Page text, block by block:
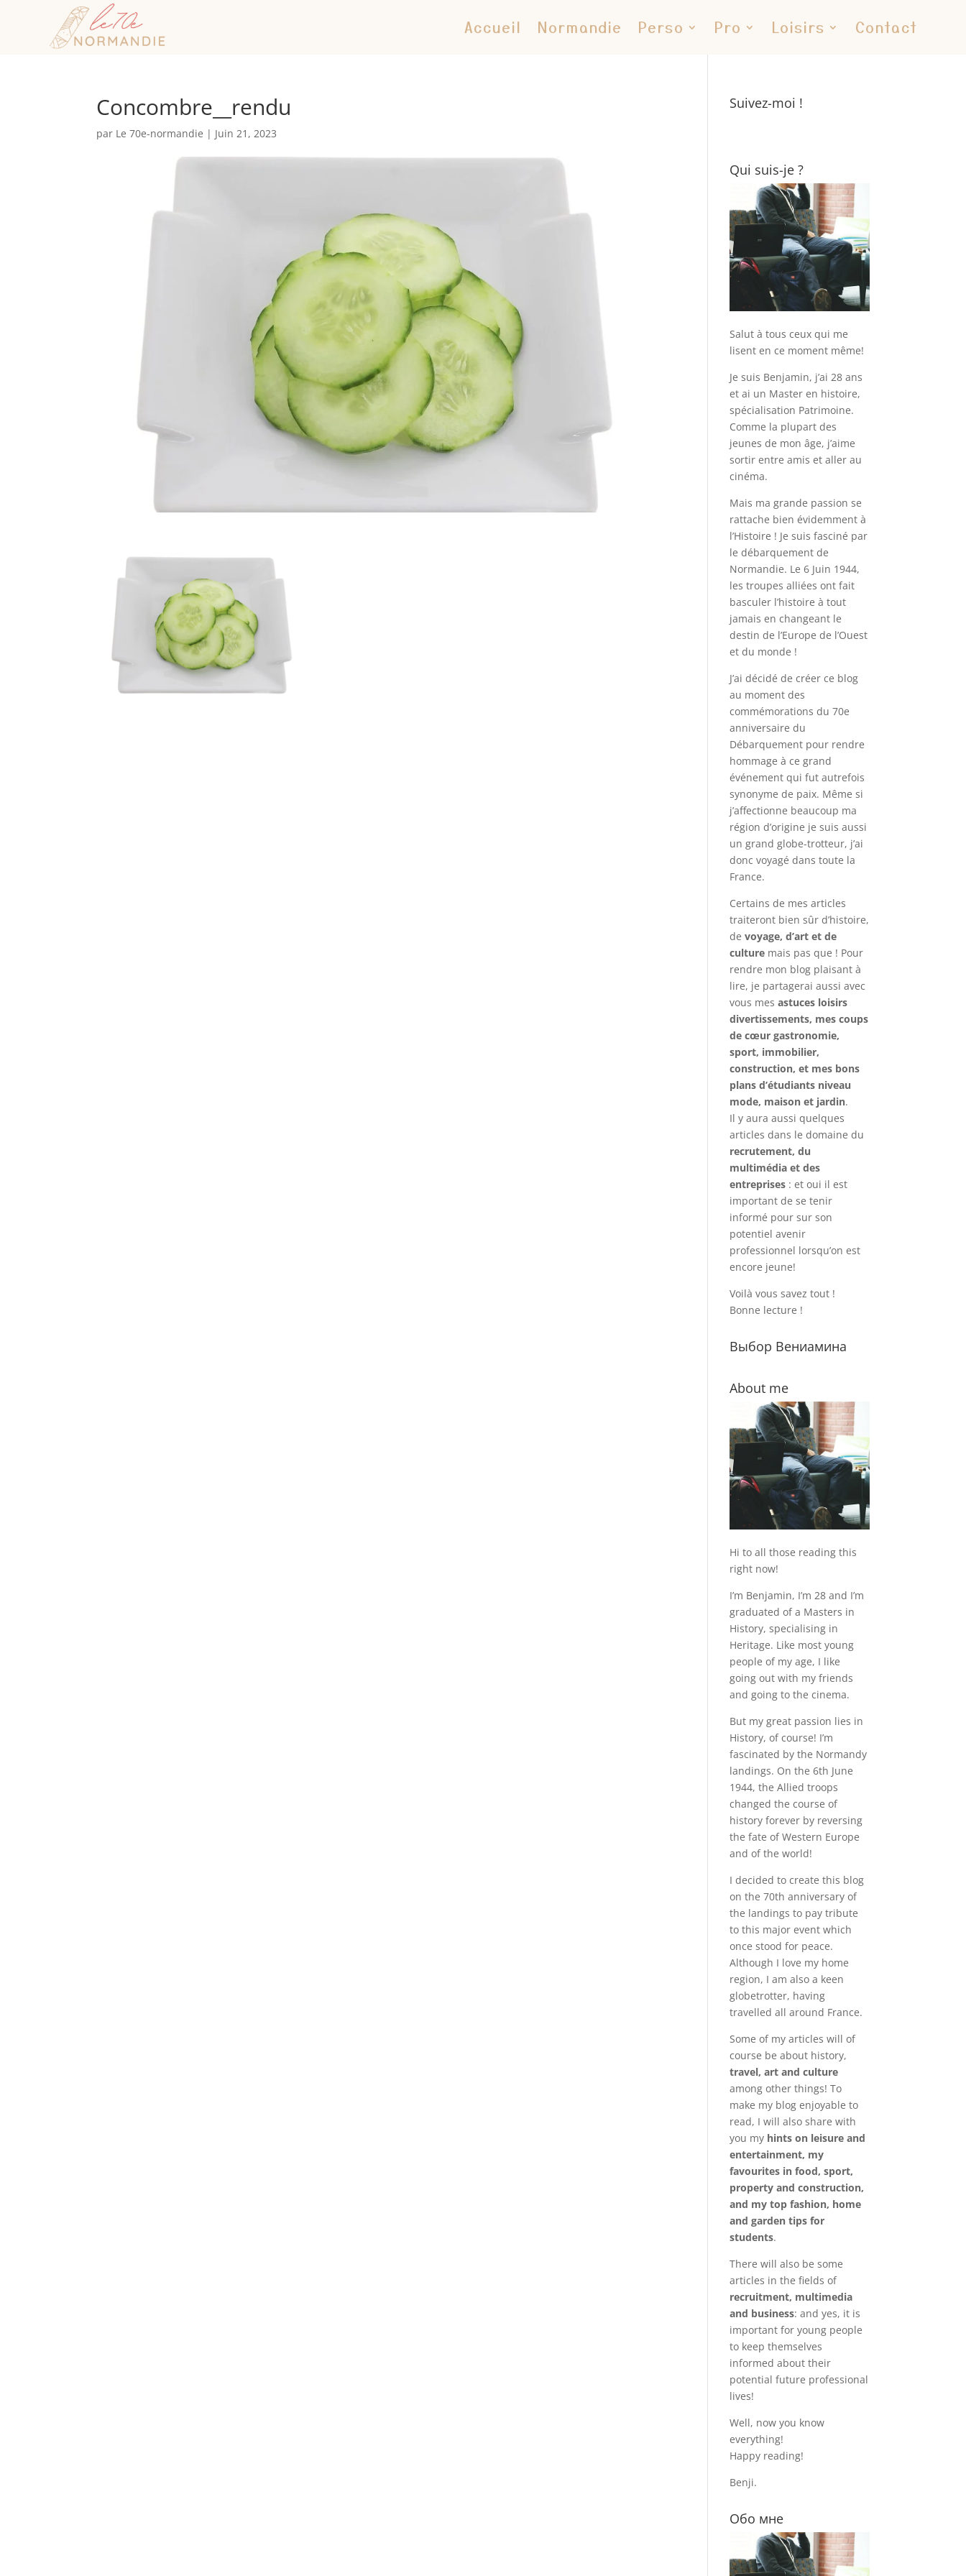
Accueil Normandie Perso Pro Loisirs Contact
Concombre__rendu
par Le 70e-normandie | Juin 21, 2023
Suivez-moi !
Qui suis-je ?
Salut à tous ceux qui me
lisent en ce moment même!
Je suis Benjamin, j’ai 28 ans
et ai un Master en histoire,
spécialisation Patrimoine.
Comme la plupart des
jeunes de mon âge, j’aime
sortir entre amis et aller au
cinéma.
Mais ma grande passion se
rattache bien évidemment à
l’Histoire ! Je suis fasciné par
le débarquement de
Normandie. Le 6 Juin 1944,
les troupes alliées ont fait
basculer l’histoire à tout
jamais en changeant le
destin de l’Europe de l’Ouest
et du monde !
J’ai décidé de créer ce blog
au moment des
commémorations du 70e
anniversaire du
Débarquement pour rendre
hommage à ce grand
événement qui fut autrefois
synonyme de paix. Même si
j’affectionne beaucoup ma
région d’origine je suis aussi
un grand globe-trotteur, j’ai
donc voyagé dans toute la
France.
Certains de mes articles
traiteront bien sûr d’histoire,
devoyage, d’art et de
culture mais pas que ! Pour
rendre mon blog plaisant à
lire, je partagerai aussi avec
vous mesastuces loisirs
divertissements, mes coups
de cœur gastronomie,
sport, immobilier,
construction, et mes bons
plans d’étudiants niveau
mode, maison et jardin.
Il y aura aussi quelques
articles dans le domaine du
recrutement, du
multimédia et des
entreprises : et oui il est
important de se tenir
informé pour sur son
potentiel avenir
professionnel lorsqu’on est
encore jeune!
Voilà vous savez tout !
Bonne lecture !
Выбор Вениамина
About me
Hi to all those reading this
right now!
I’m Benjamin, I’m 28 and I’m
graduated of a Masters in
History, specialising in
Heritage. Like most young
people of my age, I like
going out with my friends
and going to the cinema.
But my great passion lies in
History, of course! I’m
fascinated by the Normandy
landings. On the 6th June
1944, the Allied troops
changed the course of
history forever by reversing
the fate of Western Europe
and of the world!
I decided to create this blog
on the 70th anniversary of
the landings to pay tribute
to this major event which
once stood for peace.
Although I love my home
region, I am also a keen
globetrotter, having
travelled all around France.
Some of my articles will of
course be about history,
travel, art and culture
among other things! To
make my blog enjoyable to
read, I will also share with
you my hints on leisure and
entertainment, my
favourites in food, sport,
property and construction,
and my top fashion, home
and garden tips for
students.
There will also be some
articles in the fields of
recruitment, multimedia
and business: and yes, it is
important for young people
to keep themselves
informed about their
potential future professional
lives!
Well, now you know
everything!
Happy reading!
Benji.
Обо мне